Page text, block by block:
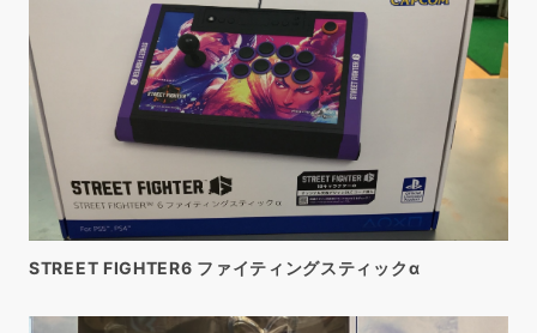
STREET FIGHTER6 ファイティングスティックα